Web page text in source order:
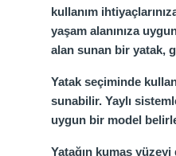
kullanım
yaşam alanınıza
alan sunan bir yatak,
Yatak seçiminde
sunabilir. Yaylı
uygun bir model
Yatağın kumaş